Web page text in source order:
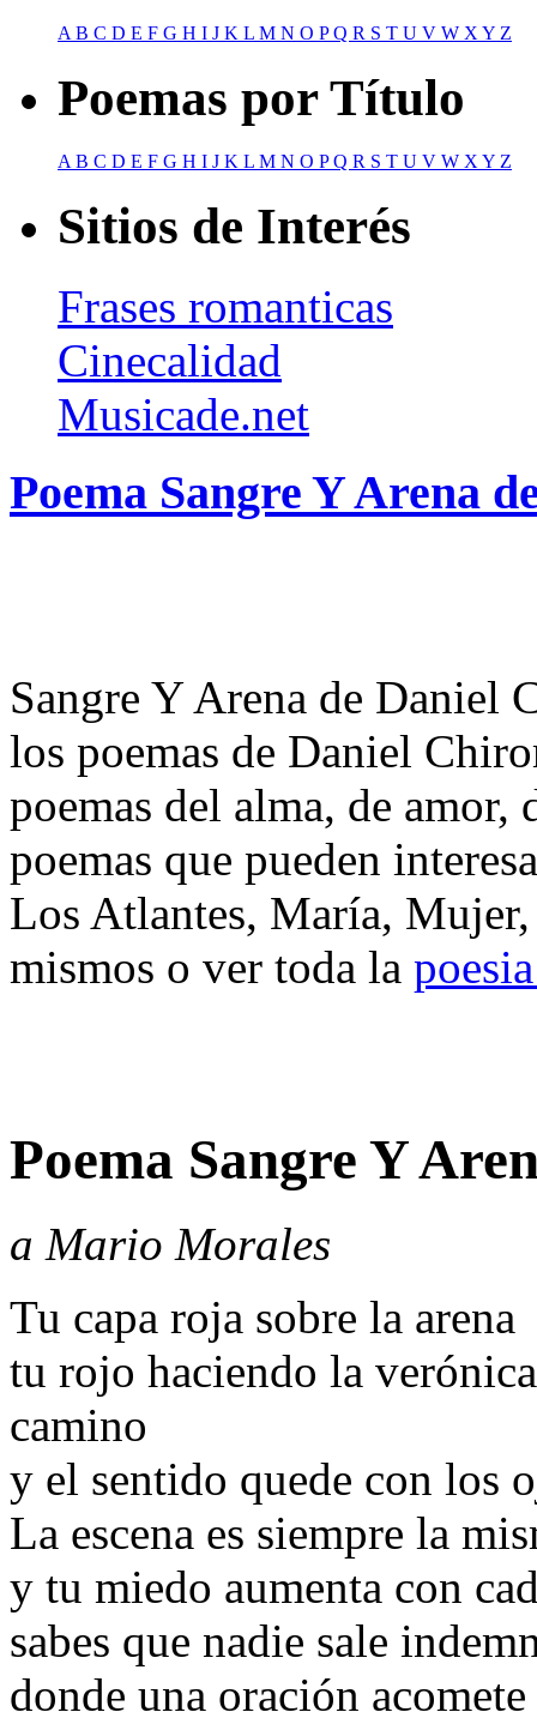
AB C D E F G H I J K L M N O PQ R S T U V W XY Z
Poemas por Título
A B C D E F G H I J K L M N O PQ R S T U V W X Y Z
Sitios de Interés
Frases romanticas
Cinecalidad
Musicade.net
Poema Sangre Y Arena
Sangre Y Arena de Daniel
los poemas de Daniel
poemas del alma, de
poemas que pueden
Los Atlantes, María,
mismos o ver toda la
Poema Sangre Y
a Mario Morales
Tu capa roja sobre la arena
tu rojo haciendo la
camino
y el sentido quede con los
La escena es siempre la
y tu miedo aumenta con
sabes que nadie sale
donde una oración